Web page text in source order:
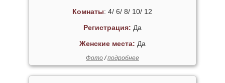
Комнаты: 4/ 6/ 8/ 10/ 12
Регистрация: Да
Женские места: Да
Фото/подробнее